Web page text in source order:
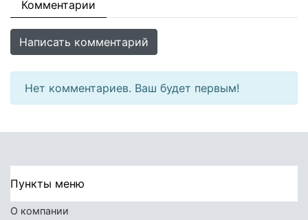
Комментарии
Написать комментарий
Нет комментариев. Ваш будет первым!
Пункты меню
О компании